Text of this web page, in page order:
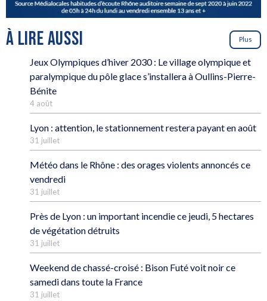
À LIRE AUSSI Plus
Jeux Olympiques d’hiver 2030 : Le village olympique et
paralympique du pôle glace s’installera à Oullins-Pierre-
Bénite
4 août
Lyon : attention, le stationnement restera payant en août
31 juillet
Météo dans le Rhône : des orages violents annoncés ce
vendredi
31 juillet
Près de Lyon : un important incendie ce jeudi, 5 hectares
de végétation détruits
31 juillet
Weekend de chassé-croisé : Bison Futé voit noir ce
samedi dans toute la France
31 juillet